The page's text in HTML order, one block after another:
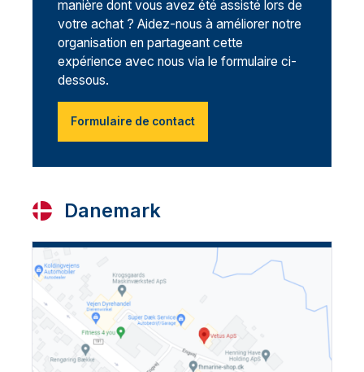
manière dont vous avez été assisté lors de
votre achat ? Aidez-nous à améliorer notre
organisation en partageant cette
expérience avec nous via le formulaire ci-
dessous.
Formulaire de contact
Danemark